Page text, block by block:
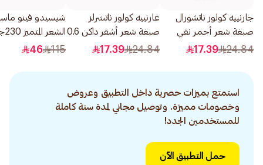
جارنييه كولور ناتشورال
صبغة شعر أحمر نقي
6.60 1قطعة
24.84
17.39
غارنييه كولور ناتشرلز
صبغة شعر أشقر داكن 0.6
1قطعة
24.84
17.39
شيسيدو فينو
الشعر المتميز 230جرام
115
46
استمتع بميزات حصرية داخل التطبيق وعروض
وخصومات مميزة. وتوصيل مجاني لمدة سنة كاملة
للمستخدمين الجدد!
حمل التطبيق الآن